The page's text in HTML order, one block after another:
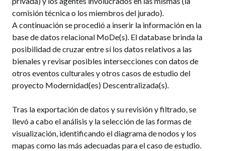
comisión técnica o los miembros del jurado).
A continuación se procedió a inserir la información en la
base de datos relacional MoDe(s). El database brinda la
posibilidad de cruzar entre sí los datos relativos a las
bienales y revisar posibles intersecciones con datos de
otros eventos culturales y otros casos de estudio del
proyecto Modernidad(es) Descentralizada(s).
Tras la exportación de datos y su revisión y filtrado, se
llevó a cabo el análisis y la selección de las formas de
visualización, identificando el diagrama de nodos y los
mapas como las más adecuadas para el caso de estudio.